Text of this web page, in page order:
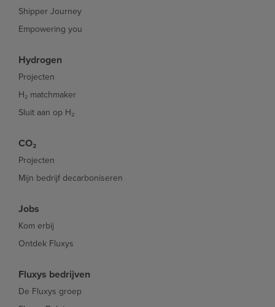
Shipper Journey
Empowering you
Hydrogen
Projecten
H₂ matchmaker
Sluit aan op H₂
CO₂
Projecten
Mijn bedrijf decarboniseren
Jobs
Kom erbij
Ontdek Fluxys
Fluxys bedrijven
De Fluxys groep